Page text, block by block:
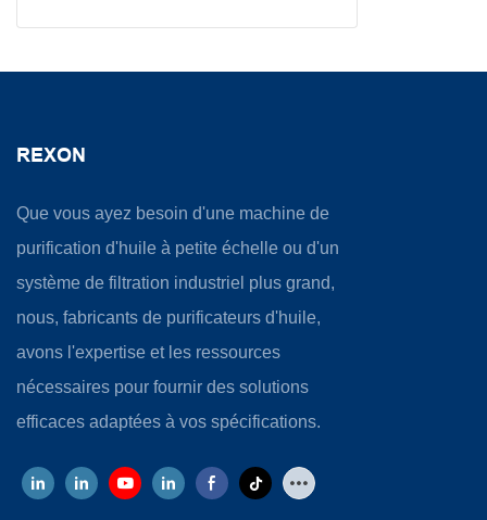
REXON
Que vous ayez besoin d'une machine de
purification d'huile à petite échelle ou d'un
système de filtration industriel plus grand,
nous, fabricants de purificateurs d'huile,
avons l'expertise et les ressources
nécessaires pour fournir des solutions
efficaces adaptées à vos spécifications.